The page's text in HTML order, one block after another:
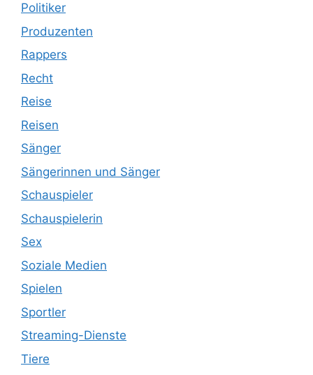
Politiker
Produzenten
Rappers
Recht
Reise
Reisen
Sänger
Sängerinnen und Sänger
Schauspieler
Schauspielerin
Sex
Soziale Medien
Spielen
Sportler
Streaming-Dienste
Tiere